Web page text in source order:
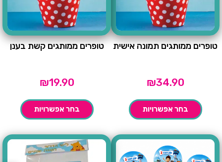
טופרים ממותגים תמונה אישית
₪34.90
בחר אפשרויות
טופרים ממותגים קשת בענן
₪19.90
בחר אפשרויות